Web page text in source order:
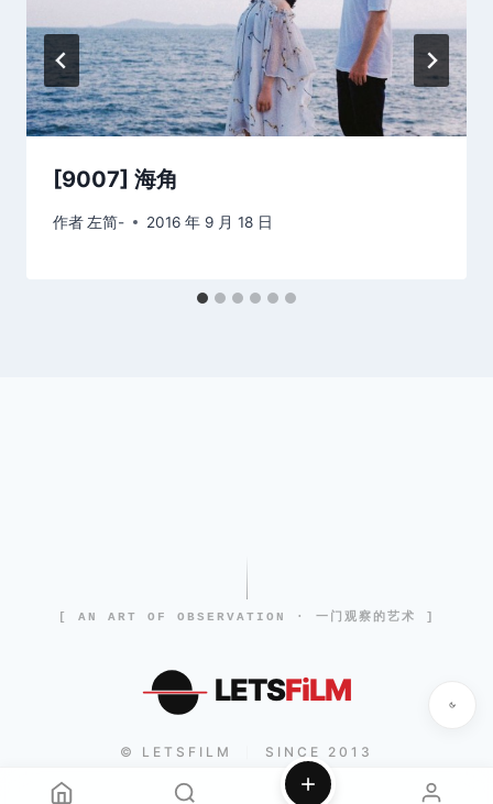
[9007] 海角
作者 左简- 2016 年 9 月 18 日
[ AN ART OF OBSERVATION · 一门观察的艺术 ]
LETSFiLM
© LETSFILM SINCE 2013